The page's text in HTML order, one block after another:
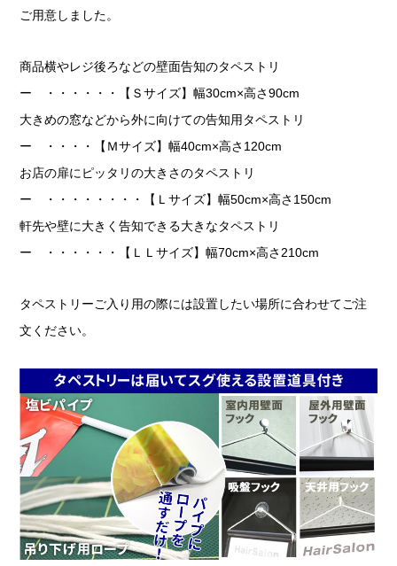
ご用意しました。
商品横やレジ後ろなどの壁面告知のタペストリ
ー ・・・・・・【Ｓサイズ】幅30cm×高さ90cm
大きめの窓などから外に向けての告知用タペストリ
ー ・・・・【Ｍサイズ】幅40cm×高さ120cm
お店の扉にピッタリの大きさのタペストリ
ー ・・・・・・・・【Ｌサイズ】幅50cm×高さ150cm
軒先や壁に大きく告知できる大きなタペストリ
ー ・・・・・・【ＬＬサイズ】幅70cm×高さ210cm
タペストリーご入り用の際には設置したい場所に合わせてご注
文ください。